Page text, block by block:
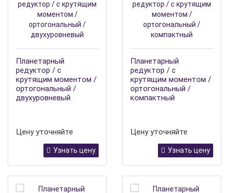
Планетарный
редуктор / с
крутящим моментом /
ортогональный /
двухуровневый
Цену уточняйте
Узнать цену
Планетарный
редуктор / с
крутящим моментом /
ортогональный /
компактный
Цену уточняйте
Узнать цену